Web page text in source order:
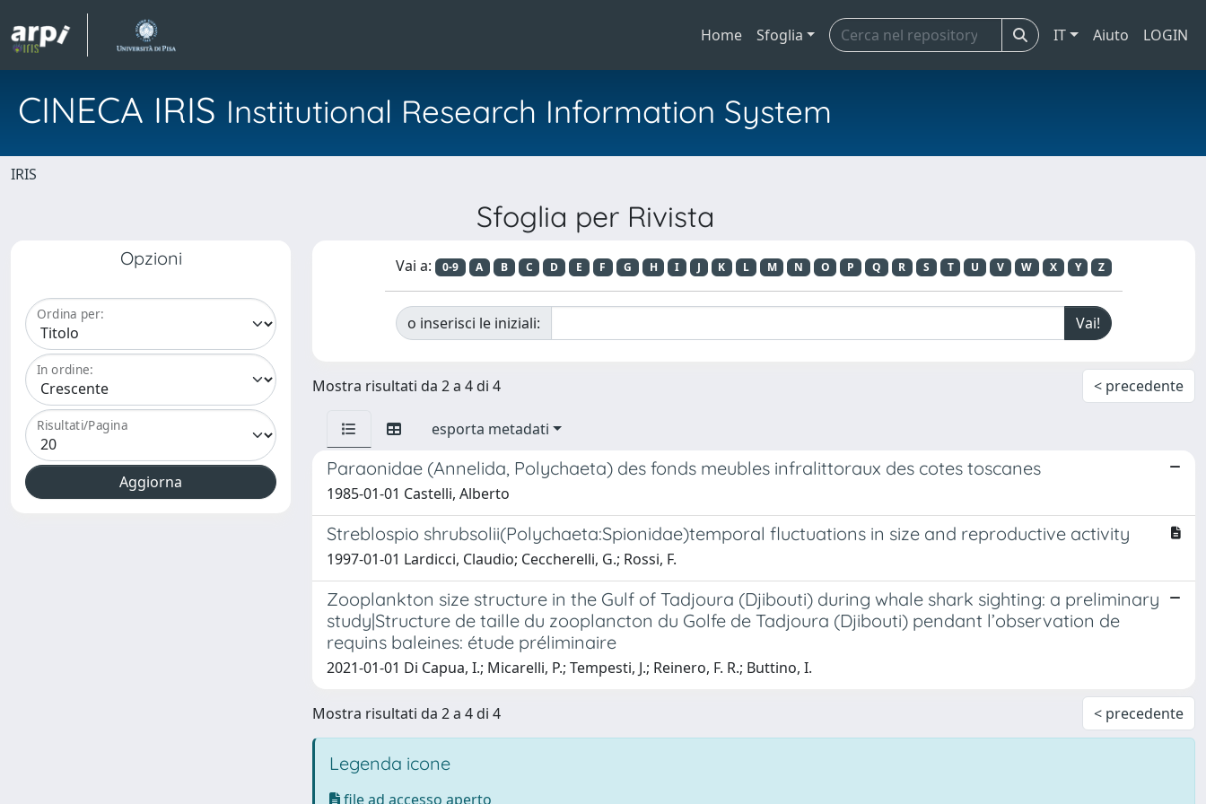
Home Sfoglia IT Aiuto LOGIN
CINECA IRIS Institutional Research Information System
IRIS
Sfoglia per Rivista
Opzioni
Ordina per:
In ordine:
Risultati/Pagina
Vai a: 0-9 A B C D E F G H I J K L M N O P Q R S T U V W X Y Z
o inserisci le iniziali:
Mostra risultati da 2 a 4 di 4 < precedente
esporta metadati
Paraonidae (Annelida, Polychaeta) des fonds meubles infralittoraux des cotes toscanes
1985-01-01 Castelli, Alberto
Streblospio shrubsolii(Polychaeta:Spionidae)temporal fluctuations in size and reproductive activity
1997-01-01 Lardicci, Claudio; Ceccherelli, G.; Rossi, F.
Zooplankton size structure in the Gulf of Tadjoura (Djibouti) during whale shark sighting: a preliminary
study|Structure de taille du zooplancton du Golfe de Tadjoura (Djibouti) pendant l’observation de
requins baleines: étude préliminaire
2021-01-01 Di Capua, I.; Micarelli, P.; Tempesti, J.; Reinero, F. R.; Buttino, I.
Mostra risultati da 2 a 4 di 4 < precedente
Legenda icone
file ad accesso aperto